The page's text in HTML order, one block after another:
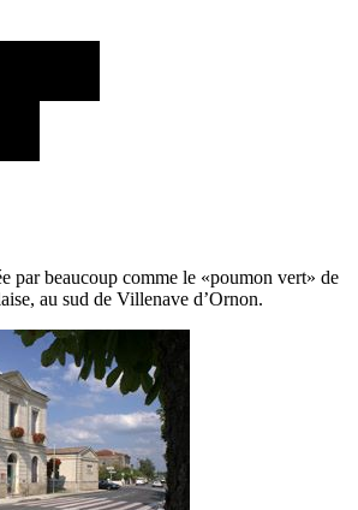
par beaucoup comme le «poumon vert» de
au sud de Villenave d’Ornon.